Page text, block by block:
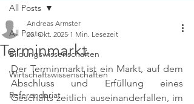
All Posts
Bildungswissenschaften
Wirtschaftswissenschaften
Referendariat
All Posts
Terminmarkt
Andreas Armster
23. Okt. 2025 1 Min. Lesezeit
Der Terminmarkt ist ein Markt, auf dem
Abschluss und Erfüllung eines
Geschäfts zeitlich auseinanderfallen, im